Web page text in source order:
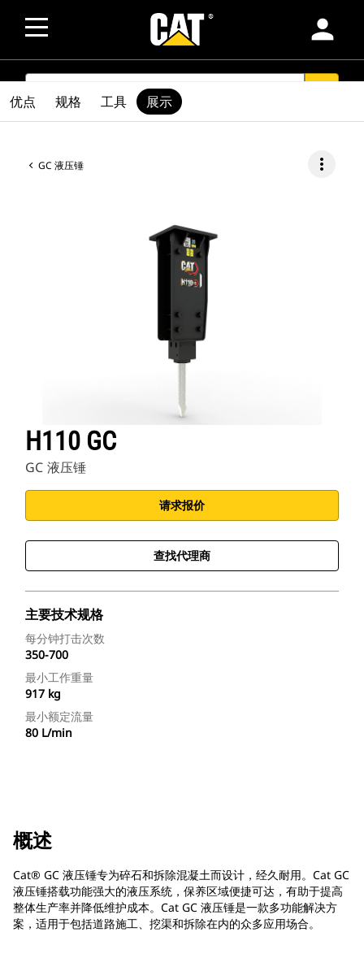
person
SEARCH
GC 液压锤 more_vert
H110 GC
GC 液压锤
请求报价
查找代理商
主要技术规格
每分钟打击次数
350-700
最小工作重量
917 kg
最小额定流量
80 L/min
优点 规格 工具 展示
概述
Cat® GC 液压锤专为碎石和拆除混凝土而设计，经久耐用。Cat GC
液压锤搭载功能强大的液压系统，保养区域便捷可达，有助于提高
整体生产率并降低维护成本。Cat GC 液压锤是一款多功能解决方
案，适用于包括道路施工、挖渠和拆除在内的众多应用场合。